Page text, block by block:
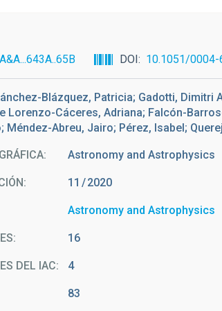
DOI 10.1051/
Blázquez, Patricia; Gadotti, Dimitri
Lorenzo-Cáceres, Adriana; Falcón-
Méndez-Abreu, Jairo; Pérez, Isabel;
Astronomy and Astrophysics
11 2020
Astronomy and Astrophysics
16
DEL IAC 4
83